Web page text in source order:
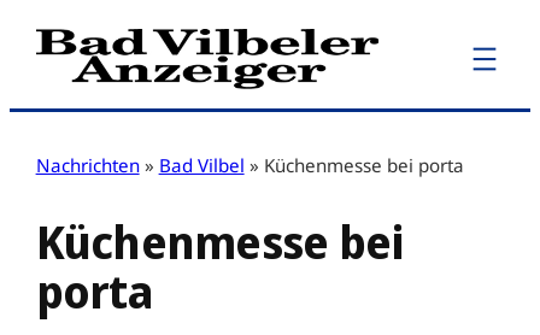
Zum
Inhalt
Nachrichten » Bad Vilbel » Küchenmesse bei porta
Küchenmesse bei
porta